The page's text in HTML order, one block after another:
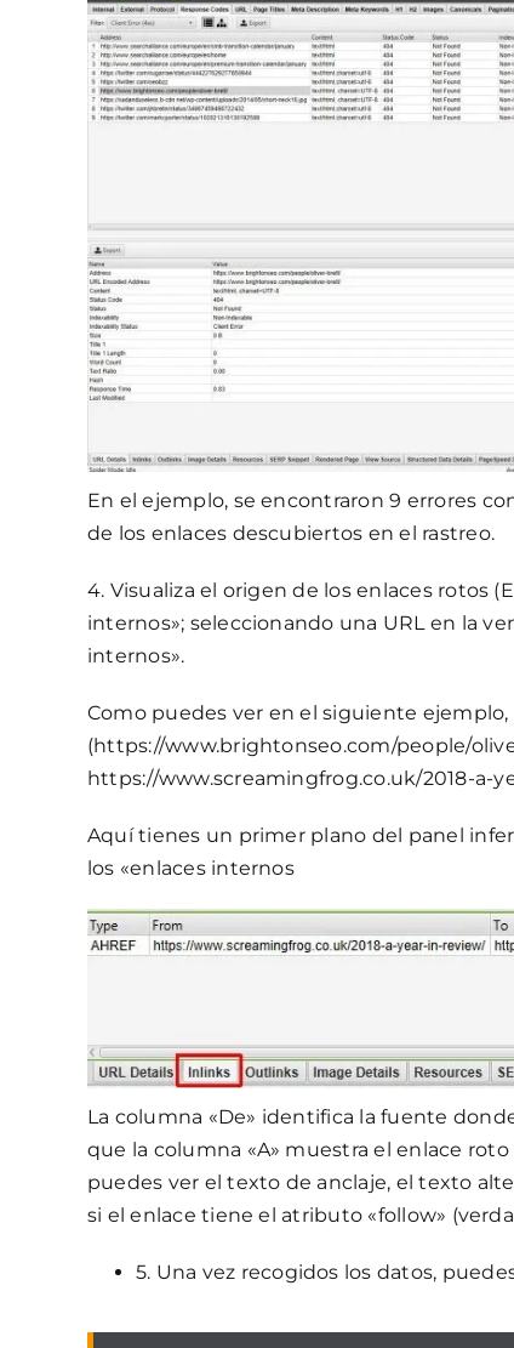
En el ejemplo, se encontraron 9 errores
de los enlaces descubiertos en el rastreo.
4. Visualiza el origen de los enlaces rotos
internos»; seleccionando una URL en la
internos».
Como puedes ver en el siguiente
(https://www.brightonseo.com/people/
https://www.screamingfrog.co.uk/2018-a-
Aquí tienes un primer plano del panel
los «enlaces internos
La columna «De» identifica la fuente
que la columna «A» muestra el enlace
puedes ver el texto de anclaje, el texto
si el enlace tiene el atributo «follow»
5. Una vez recogidos los datos,